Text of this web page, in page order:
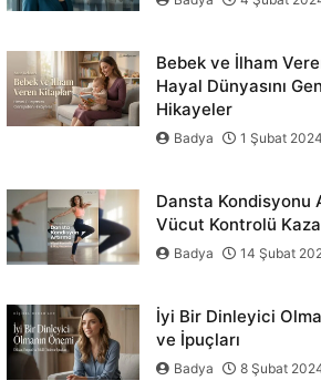
Bebek ve İlham
Hayal Dünyasını
Hikayeler
Badya 1 Şubat 2024
Dansta Kondisyonu
Vücut Kontrolü
Badya 14 Şubat
İyi Bir Dinleyici
ve İpuçları
Badya 8 Şubat